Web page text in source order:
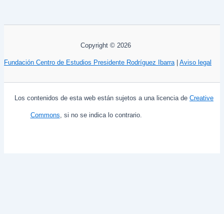
Copyright © 2026
Fundación Centro de Estudios Presidente Rodríguez Ibarra| Aviso legal
Los contenidos de esta web están sujetos a una licencia de Creative
Commons, si no se indica lo contrario.